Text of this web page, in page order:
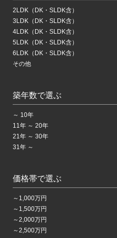
2LDK（DK・SLDK含）
3LDK（DK・SLDK含）
4LDK（DK・SLDK含）
5LDK（DK・SLDK含）
6LDK（DK・SLDK含）
その他
築年数で選ぶ
～ 10年
11年 ～ 20年
21年 ～ 30年
31年 ～
価格帯で選ぶ
～1,000万円
～1,500万円
～2,000万円
～2,500万円